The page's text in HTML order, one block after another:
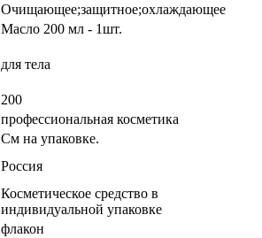
Очищающее;защитное;охлаждающее
Масло 200 мл - 1шт.
для тела
200
профессиональная косметика
См на упаковке.
Россия
Косметическое средство в
индивидуальной упаковке
флакон